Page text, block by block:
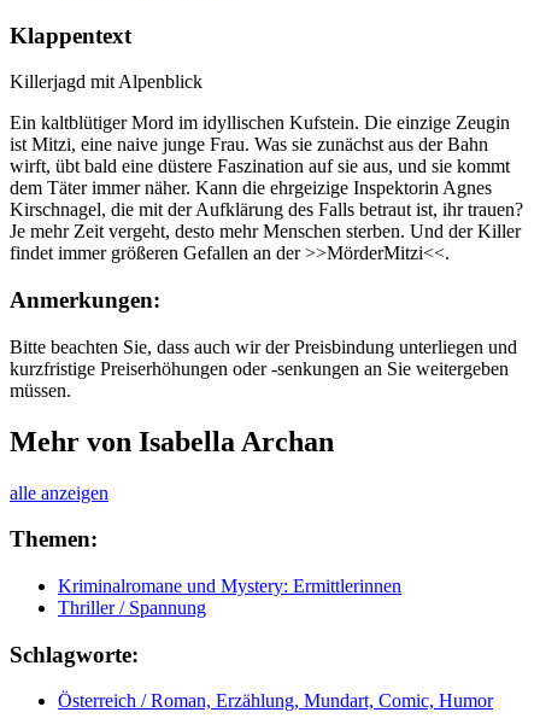
Klappentext
Killerjagd mit Alpenblick
Ein kaltblütiger Mord im idyllischen Kufstein. Die einzige Zeugin
ist Mitzi, eine naive junge Frau. Was sie zunächst aus der Bahn
wirft, übt bald eine düstere Faszination auf sie aus, und sie kommt
dem Täter immer näher. Kann die ehrgeizige Inspektorin Agnes
Kirschnagel, die mit der Aufklärung des Falls betraut ist, ihr trauen?
Je mehr Zeit vergeht, desto mehr Menschen sterben. Und der Killer
findet immer größeren Gefallen an der >>MörderMitzi<<.
Anmerkungen:
Bitte beachten Sie, dass auch wir der Preisbindung unterliegen und
kurzfristige Preiserhöhungen oder -senkungen an Sie weitergeben
müssen.
Mehr von Isabella Archan
alle anzeigen
Themen:
Kriminalromane und Mystery: Ermittlerinnen
Thriller / Spannung
Schlagworte:
Österreich / Roman, Erzählung, Mundart, Comic, Humor